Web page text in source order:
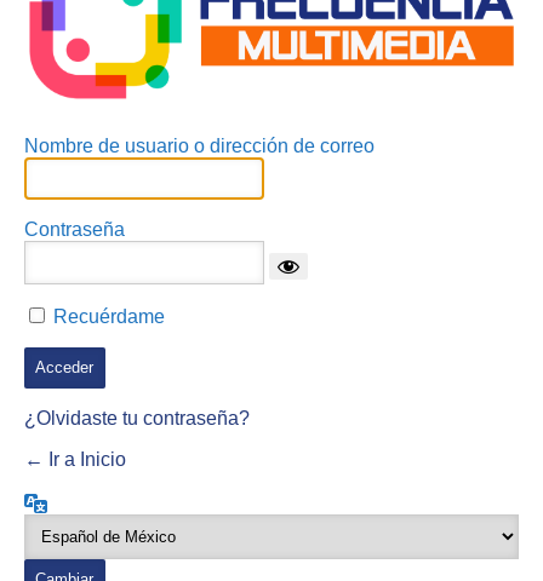
Nombre de usuario o dirección de correo
Contraseña
Recuérdame
¿Olvidaste tu contraseña?
← Ir a Inicio